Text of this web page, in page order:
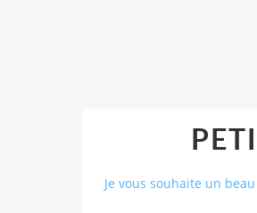
Je vous souhaite un